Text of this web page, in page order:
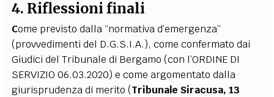
4. Riflessioni finali
Come previsto dalla “normativa d’emergenza”
(provvedimenti del D.G.S.I.A.), come confermato dai
Giudici del Tribunale di Bergamo (con l’ORDINE DI
SERVIZIO 06.03.2020) e come argomentato dalla
giurisprudenza di merito (Tribunale Siracusa, 13